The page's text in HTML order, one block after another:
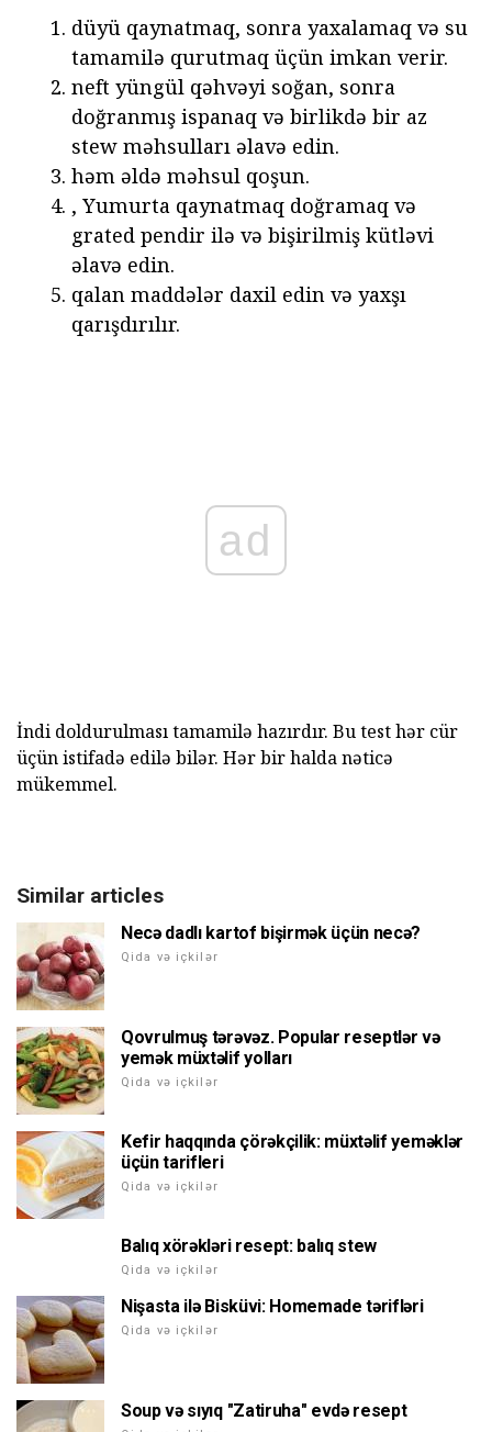
düyü qaynatmaq, sonra yaxalamaq və su
tamamilə qurutmaq üçün imkan verir.
neft yüngül qəhvəyi soğan, sonra
doğranmış ispanaq və birlikdə bir az
stew məhsulları əlavə edin.
həm əldə məhsul qoşun.
, Yumurta qaynatmaq doğramaq və
grated pendir ilə və bişirilmiş kütləvi
əlavə edin.
qalan maddələr daxil edin və yaxşı
qarışdırılır.
ad
İndi doldurulması tamamilə hazırdır. Bu test hər cür
üçün istifadə edilə bilər. Hər bir halda nəticə
mükemmel.
Similar articles
Necə dadlı kartof bişirmək üçün necə?
Qida və içkilər
Qovrulmuş tərəvəz. Popular reseptlər və
yemək müxtəlif yolları
Qida və içkilər
Kefir haqqında çörəkçilik: müxtəlif yeməklər
üçün tarifleri
Qida və içkilər
Balıq xörəkləri resept: balıq stew
Qida və içkilər
Nişasta ilə Bisküvi: Homemade tərifləri
Qida və içkilər
Soup və sıyıq "Zatiruha" evdə resept